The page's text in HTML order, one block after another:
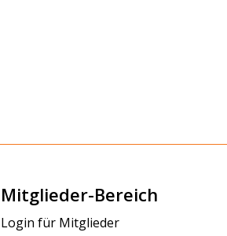
Mitglieder-Bereich
Login für Mitglieder